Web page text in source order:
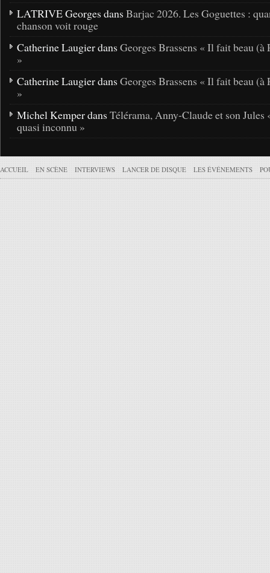
LATRIVE Georges dans Barjac 2026. Les Goguettes :
chanson voit rouge
Catherine Laugier dans Georges Brassens « Il fait beau (à
»
Catherine Laugier dans Georges Brassens « Il fait beau (à
»
Michel Kemper dans Télérama, Anny-Claude et son Jules
quasi inconnu »
ACCUEIL EN SCÈNE INTERVIEWS LANCER DE DISQUE LES ÉVÉNEMENTS